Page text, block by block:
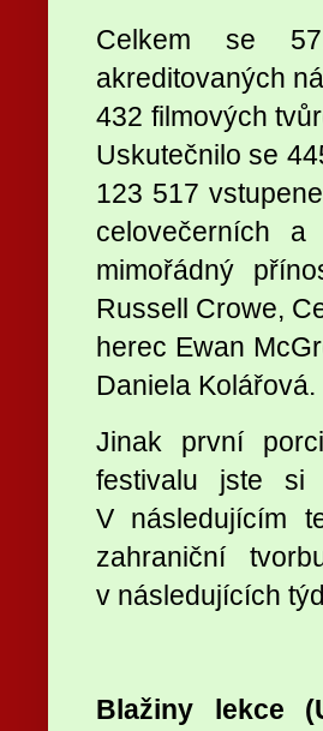
Celkem se
akreditovaných
432 filmových
Uskutečnilo se
123 517
celovečerních
mimořádný
Russell Crowe,
herec Ewan
Daniela Kolářová.
Jinak první
festivalu jste si
V následujícím
zahraniční
v následujících
Blažiny lekce